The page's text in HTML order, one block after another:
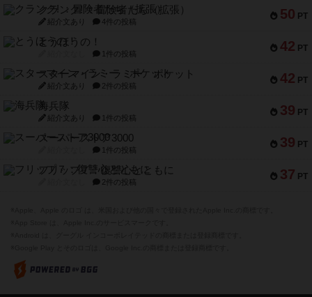
50 PT
クランク! ：冒険者たち（拡張）
紹介文あり 4件の投稿
42 PT
とうほうの！
1件の投稿
42 PT
スターマイン・ラミー ポケット
紹介文あり 2件の投稿
39 PT
海兵隊
紹介文あり 1件の投稿
39 PT
スーパーストア3000
1件の投稿
37 PT
フリップ７：復讐心とともに
2件の投稿